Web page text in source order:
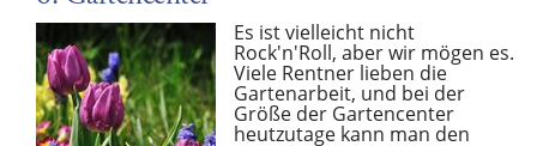
Es ist vielleicht nicht
Rock'n'Roll, aber wir mögen es.
Viele Rentner lieben die
Gartenarbeit, und bei der
Größe der Gartencenter
heutzutage kann man den